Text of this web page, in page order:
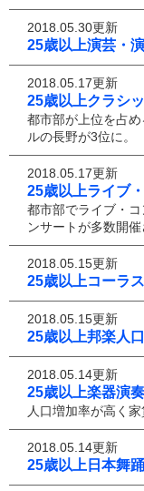
2018.05.30更新
25歳以上演芸・
2018.05.17更新
25歳以上クラシ
都市部が上位を占
ルの長野が3位に。
2018.05.17更新
25歳以上ライブ
都市部でライブ・
ンサートが多数開催
2018.05.15更新
25歳以上コーラ
2018.05.15更新
25歳以上邦楽人口
2018.05.14更新
25歳以上楽器演
人口増加率が高く
2018.05.14更新
25歳以上日本舞